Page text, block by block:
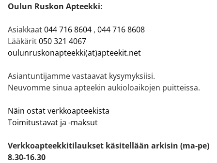
Oulun Ruskon Apteekki:
Asiakkaat044 716 8604 , 044 716 8608
Lääkärit050 321 4067
oulunruskonapteekki(at)apteekit.net
Asiantuntijamme vastaavat kysymyksiisi.
Neuvomme sinua apteekin aukioloaikojen puitteissa.
Näin ostat verkkoapteekista
Toimitustavat ja -maksut
Verkkoapteekkitilaukset käsitellään arkisin (ma-pe)
8.30-16.30